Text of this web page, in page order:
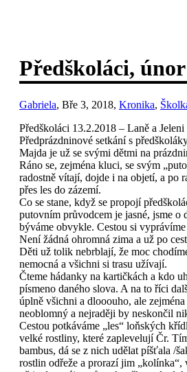
Předškoláci, únor
Gabriela, Bře 3, 2018, Kronika,
Předškoláci 13.2.2018 – Laně a Jeleni
Předprázdninové setkání s
Majda je už se svými dětmi na
Ráno se, zejména kluci, se svým
radostně vítají, dojde i na objetí, a po
přes les do zázemí.
Co se stane, když se propojí
putovním průvodcem je jasné, jsme o
býváme obvykle. Cestou si
Není žádná ohromná zima a už po
Děti už tolik nebrblají, že moc
nemocná a všichni si trasu užívají.
Čteme hádanky na kartičkách a kdo
písmeno daného slova. A na to říci
úplně všichni a dlooouho, ale
neoblomný a nejraději by neskončil
Cestou potkáváme „les“ loňských
velké rostliny, které zaplevelují Čr.
bambus, dá se z nich udělat píšťala /
rostlin odřeže a prorazí jim „kolínka“,